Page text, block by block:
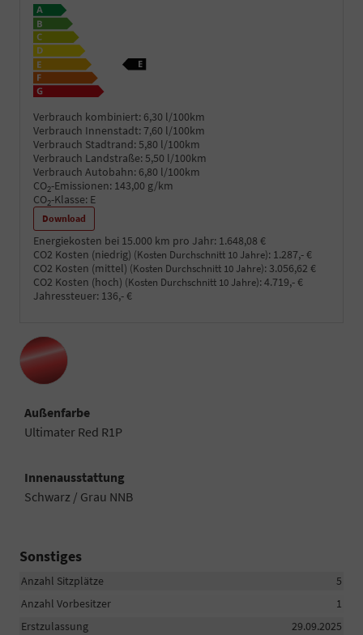
Verbrauch kombiniert: 6,30 l/100km
Verbrauch Innenstadt: 7,60 l/100km
Verbrauch Stadtrand: 5,80 l/100km
Verbrauch Landstraße: 5,50 l/100km
Verbrauch Autobahn: 6,80 l/100km
CO2-Emissionen: 143,00 g/km
CO2-Klasse: E
Download
Energiekosten bei 15.000 km pro Jahr: 1.648,08 €
CO2 Kosten (niedrig) (Kosten Durchschnitt 10 Jahre): 1.287,- €
CO2 Kosten (mittel) (Kosten Durchschnitt 10 Jahre): 3.056,62 €
CO2 Kosten (hoch) (Kosten Durchschnitt 10 Jahre): 4.719,- €
Jahressteuer: 136,- €
Außenfarbe
Ultimater Red R1P
Innenausstattung
Schwarz / Grau NNB
Sonstiges
Anzahl Sitzplätze
5
Anzahl Vorbesitzer
1
Erstzulassung
29.09.2025